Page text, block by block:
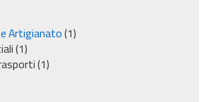
Artigianato(1)
(1)
(1)